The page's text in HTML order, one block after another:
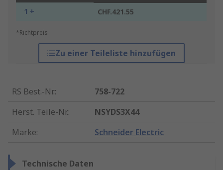
1 + CHF.421.55
*Richtpreis
Zu einer Teileliste hinzufügen
RS Best.-Nr.:
758-722
Herst. Teile-Nr.:
NSYDS3X44
Marke: Schneider Electric
Technische Daten